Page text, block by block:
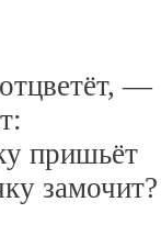
—
пришьёт
замочит?